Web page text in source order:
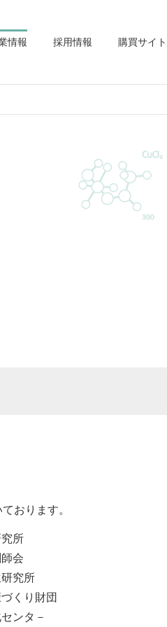
情報 採用情報 購買サイト
おります。
所
会
究所
づくり財団
ンタ－